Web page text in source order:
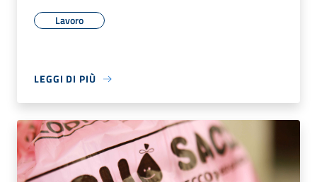
Lavoro
LEGGI DI PIÙ